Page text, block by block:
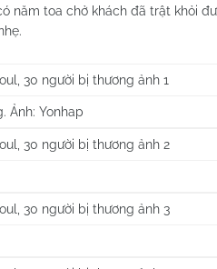
năm toa chở khách đã trật khỏi
Ảnh: Yonhap